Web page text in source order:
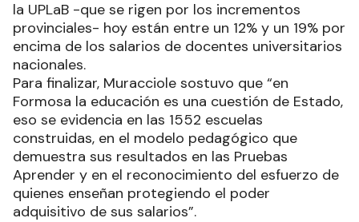
la UPLaB -que se rigen por los incrementos
provinciales- hoy están entre un 12% y un 19% por
encima de los salarios de docentes universitarios
nacionales.
Para finalizar, Muracciole sostuvo que “en
Formosa la educación es una cuestión de Estado,
eso se evidencia en las 1552 escuelas
construidas, en el modelo pedagógico que
demuestra sus resultados en las Pruebas
Aprender y en el reconocimiento del esfuerzo de
quienes enseñan protegiendo el poder
adquisitivo de sus salarios”.